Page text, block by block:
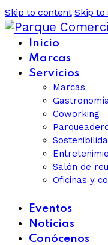
Skip to content Skip to
Inicio
Marcas
Servicios
Marcas
Coworking
Salón de
Oficinas y
Eventos
Noticias
Conócenos